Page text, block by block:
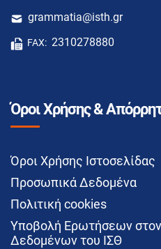
grammatia@isth.gr
FAX: 2310278880
Όροι Χρήσης &
Όροι Χρήσης Ιστοσελίδας
Προσωπικά Δεδομένα
Πολιτική cookies
Υποβολή Ερωτήσεων
Δεδομένων του ΙΣΘ